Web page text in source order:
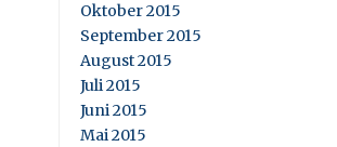
Oktober 2015
September 2015
August 2015
Juli 2015
Juni 2015
Mai 2015